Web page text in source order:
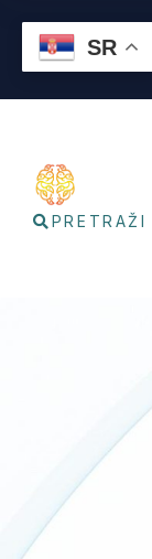
Radno vreme
PRETRAŽI
SR